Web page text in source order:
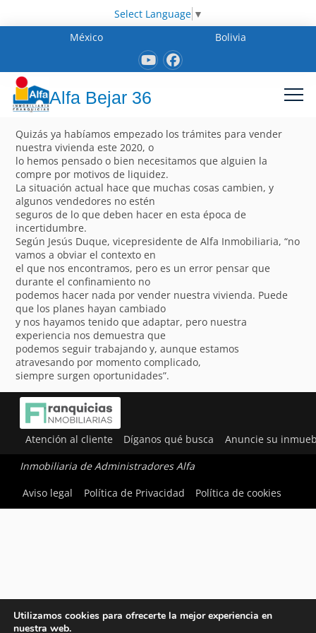
Select Language ▼
México
Bolivia
Alfa Bejar 36
Quizás ya habíamos empezado los trámites para vender
nuestra vivienda este 2020, o
lo hemos pensado o bien necesitamos que alguien la
compre por motivos de liquidez.
La situación actual hace que muchas cosas cambien, y
algunos vendedores no estén
seguros de lo que deben hacer en esta época de
incertidumbre.
Según Jesús Duque, vicepresidente de Alfa Inmobiliaria, “no
vamos a obviar el contexto en
el que nos encontramos, pero es un error pensar que
durante el confinamiento no
podemos hacer nada por vender nuestra vivienda. Puede
que los planes hayan cambiado
y nos hayamos tenido que adaptar, pero nuestra
experiencia nos demuestra que
podemos seguir trabajando y, aunque estamos
atravesando por momento complicado,
siempre surgen oportunidades”.
Atención al cliente Díganos qué busca Anuncie su
Inmobiliaria de Administradores Alfa
Aviso legal
Política de Privacidad Política de cookies
Utilizamos cookies para ofrecerte la mejor experiencia en
nuestra web.